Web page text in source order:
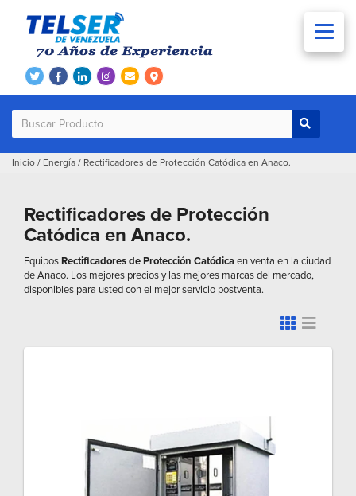
Inicio / Energía / Rectificadores de Protección Catódica en Anaco.
Rectificadores de Protección
Catódica en Anaco.
EquiposRectificadores de Protección Catódicaen venta en la ciudad
de Anaco. Los mejores precios y las mejores marcas del mercado,
disponibles para usted con el mejor servicio postventa.